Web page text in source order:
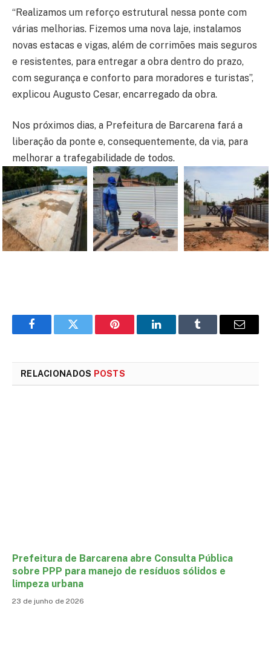
“Realizamos um reforço estrutural nessa ponte com
várias melhorias. Fizemos uma nova laje, instalamos
novas estacas e vigas, além de corrimões mais seguros
e resistentes, para entregar a obra dentro do prazo,
com segurança e conforto para moradores e turistas”,
explicou Augusto Cesar, encarregado da obra.
Nos próximos dias, a Prefeitura de Barcarena fará a
liberação da ponte e, consequentemente, da via, para
melhorar a trafegabilidade de todos.
FacebookTwitter Pinterest LinkedInTumblr
E-
RELACIONADOS POSTS
Prefeitura de Barcarena abre Consulta Pública
sobre PPP para manejo de resíduos sólidos e
limpeza urbana
23 de junho de 2026